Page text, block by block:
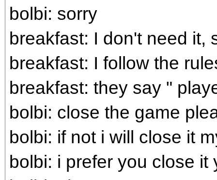
bolbi: sorry
breakfast: I don't need it,
breakfast: I follow the
breakfast: they say "
bolbi: close the game
bolbi: if not i will close it
bolbi: i prefer you close it